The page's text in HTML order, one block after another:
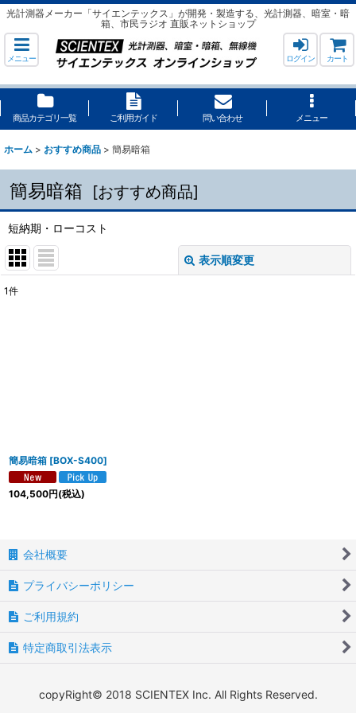
光計測器メーカー「サイエンテックス」が開発・製造する、光計測器、暗室・暗
箱、市民ラジオ 直販ネットショップ
メニュー ログイン カート
商品カテゴリ一覧 ご利用ガイド 問い合わせ メニュー
ホーム > おすすめ商品 > 簡易暗箱
簡易暗箱 [おすすめ商品]
短納期・ローコスト
表示順変更
1件
簡易暗箱 [BOX-S400]
104,500円(税込)
会社概要
プライバシーポリシー
ご利用規約
特定商取引法表示
copyRight© 2018 SCIENTEX Inc. All Rights Reserved.